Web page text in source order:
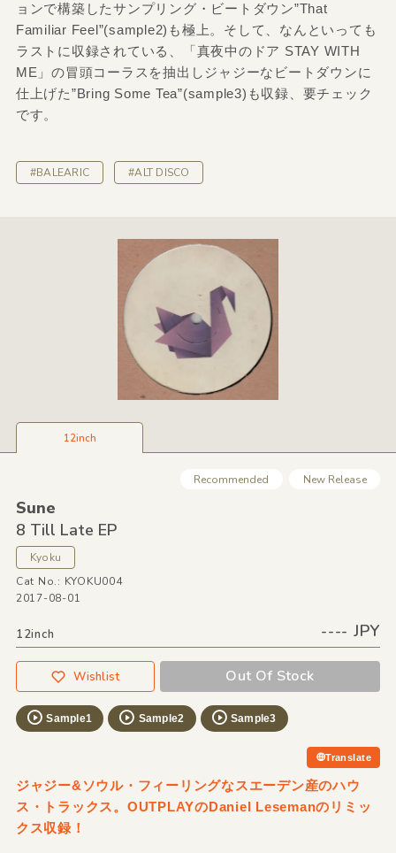
ョンで構築したサンプリング・ビートダウン”That
Familiar Feel”(sample2)も極上。そして、なんといっても
ラストに収録されている、「真夜中のドア STAY WITH
ME」の冒頭コーラスを抽出しジャジーなビートダウンに
仕上げた”Bring Some Tea”(sample3)も収録、要チェック
です。
#BALEARIC #ALT DISCO
12inch
Recommended New Release
Sune
8 Till Late EP
Kyoku
Cat No.: KYOKU004
2017-08-01
12inch ---- JPY
Wishlist Out Of Stock
Sample1 Sample2 Sample3
Translate
ジャジー&ソウル・フィーリングなスエーデン産のハウ
ス・トラックス。OUTPLAYのDaniel Lesemanのリミッ
クス収録！